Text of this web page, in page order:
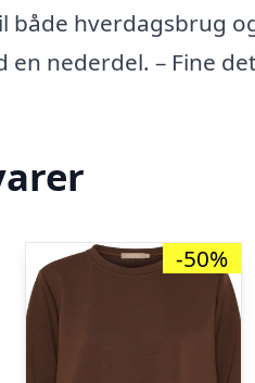
både hverdagsbrug
nederdel. – Fine
-50%